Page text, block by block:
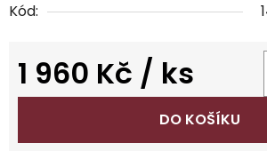
Kód:
1 960 Kč / ks
Měrná cena:
DO KOŠÍKU